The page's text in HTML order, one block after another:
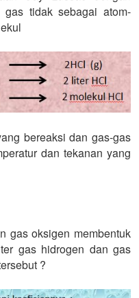
gas tidak sebagai atom-
bereaksi dan gas-gas
dan tekanan yang
gas oksigen membentuk
gas hidrogen dan gas
?